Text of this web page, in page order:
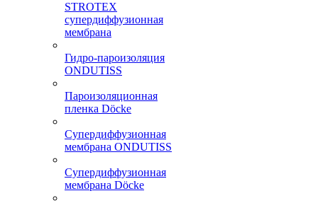
STROTEX
супердиффузионная
мембрана
Гидро-пароизоляция
ONDUTISS
Пароизоляционная
пленка Döcke
Супердиффузионная
мембрана ONDUTISS
Супердиффузионная
мембрана Döcke